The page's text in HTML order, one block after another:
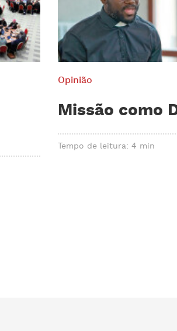
Opinião
Missão como
Tempo de leitura: 4 min